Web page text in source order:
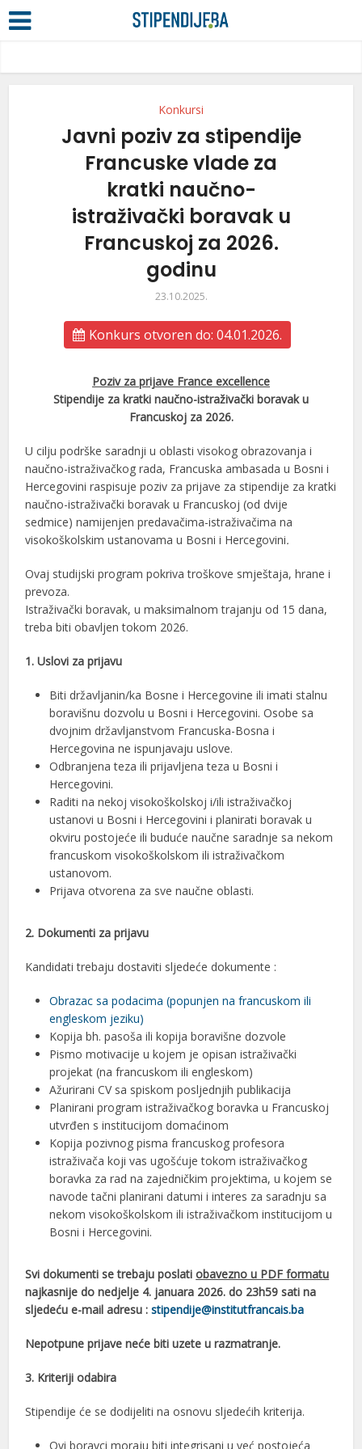
Konkursi
Javni poziv za stipendije
Francuske vlade za
kratki naučno-
istraživački boravak u
Francuskoj za 2026.
godinu
23.10.2025.
Konkurs otvoren do: 04.01.2026.
Poziv za prijave France excellence
Stipendije za kratki naučno-istraživački boravak u
Francuskoj za 2026.
U cilju podrške saradnji u oblasti visokog obrazovanja i
naučno-istraživačkog rada, Francuska ambasada u Bosni i
Hercegovini raspisuje poziv za prijave za stipendije za kratki
naučno-istraživački boravak u Francuskoj (od dvije
sedmice) namijenjen predavačima-istraživačima na
visokoškolskim ustanovama u Bosni i Hercegovini.
Ovaj studijski program pokriva troškove smještaja, hrane i
prevoza.
Istraživački boravak, u maksimalnom trajanju od 15 dana,
treba biti obavljen tokom 2026.
1. Uslovi za prijavu
Biti državljanin/ka Bosne i Hercegovine ili imati stalnu
boravišnu dozvolu u Bosni i Hercegovini. Osobe sa
dvojnim državljanstvom Francuska-Bosna i
Hercegovina ne ispunjavaju uslove.
Odbranjena teza ili prijavljena teza u Bosni i
Hercegovini.
Raditi na nekoj visokoškolskoj i/ili istraživačkoj
ustanovi u Bosni i Hercegovini i planirati boravak u
okviru postojeće ili buduće naučne saradnje sa nekom
francuskom visokoškolskom ili istraživačkom
ustanovom.
Prijava otvorena za sve naučne oblasti.
2. Dokumenti za prijavu
Kandidati trebaju dostaviti sljedeće dokumente :
Obrazac sa podacima (popunjen na francuskom ili
engleskom jeziku)
Kopija bh. pasoša ili kopija boravišne dozvole
Pismo motivacije u kojem je opisan istraživački
projekat (na francuskom ili engleskom)
Ažurirani CV sa spiskom posljednjih publikacija
Planirani program istraživačkog boravka u Francuskoj
utvrđen s institucijom domaćinom
Kopija pozivnog pisma francuskog profesora
istraživača koji vas ugošćuje tokom istraživačkog
boravka za rad na zajedničkim projektima, u kojem se
navode tačni planirani datumi i interes za saradnju sa
nekom visokoškolskom ili istraživačkom institucijom u
Bosni i Hercegovini.
Svi dokumenti se trebaju poslatiobavezno u PDF formatu
najkasnije do nedjelje 4. januara 2026. do 23h59 sati na
sljedeću e-mail adresu :stipendije@institutfrancais.ba
Nepotpune prijave neće biti uzete u razmatranje.
3. Kriteriji odabira
Stipendije će se dodijeliti na osnovu sljedećih kriterija.
Ovi boravci moraju biti integrisani u već postojeća